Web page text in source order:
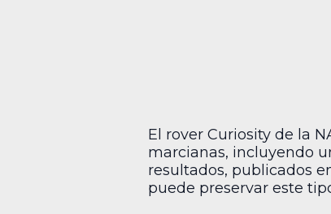
El rover Curiosity de la
marcianas, incluyendo
resultados, publicados
puede preservar este